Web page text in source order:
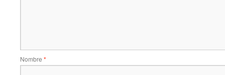
Nombre *